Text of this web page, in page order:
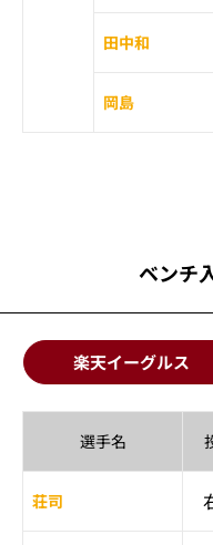
田中和
岡島
ベンチ
楽天イーグルス
選手名
荘司